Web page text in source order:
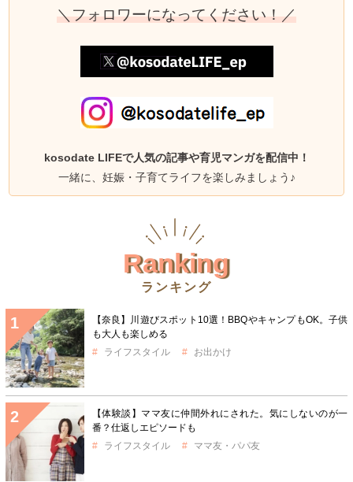
＼フォロワーになってください！／
kosodate LIFEで人気の記事や育児マンガを配信中！
一緒に、妊娠・子育てライフを楽しみましょう♪
Ranking
ランキング
【奈良】川遊びスポット10選！BBQやキャンプもOK。子供
も大人も楽しめる
ライフスタイル
お出かけ
【体験談】ママ友に仲間外れにされた。気にしないのが一
番？仕返しエピソードも
ライフスタイル
ママ友・パパ友